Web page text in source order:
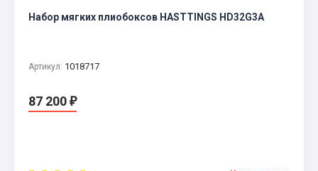
Набор мягких плиобоксов HASTTINGS HD32G3A
Артикул: 1018717
87 200 ₽